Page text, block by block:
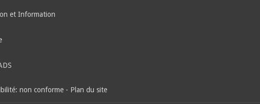
et Information
non conforme - Plan du site